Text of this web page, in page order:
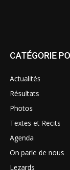
CATÉGORIE
Actualités
Résultats
Photos
Textes et Recits
Agenda
On parle de nous
Lezards